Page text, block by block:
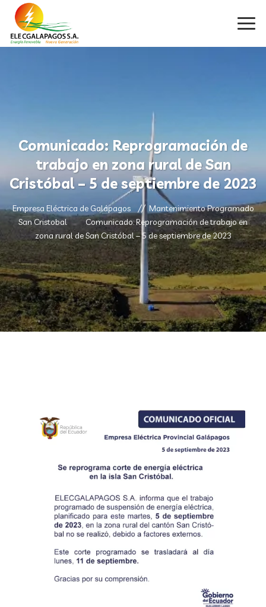
Comunicado: Reprogramación de
trabajo en zona rural de San
Cristóbal – 5 de septiembre de 2023
Empresa Eléctrica de Galápagos
Mantenimiento Programado
San Cristobal
Comunicado: Reprogramación de trabajo en
zona rural de San Cristóbal – 5 de septiembre de 2023